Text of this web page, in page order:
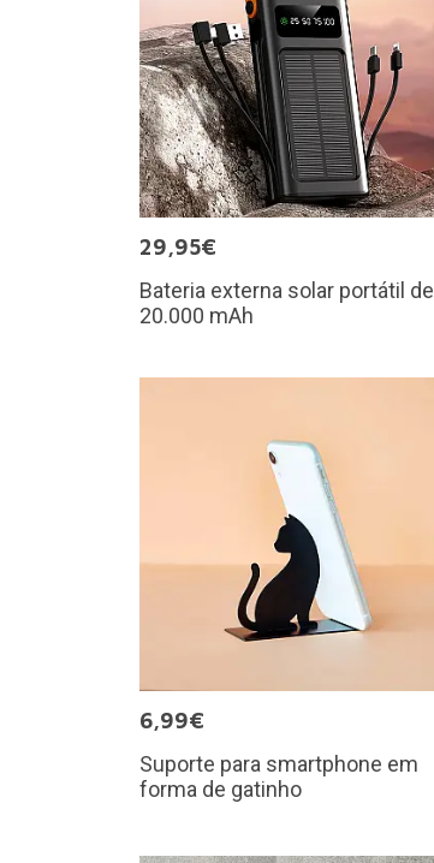
29,95€
Bateria externa solar portátil de
20.000 mAh
6,99€
Suporte para smartphone em
forma de gatinho